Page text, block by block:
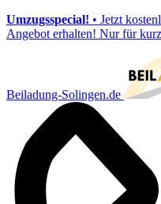
Umzugsspecial! • Jetzt
Angebot erhalten! Nur für
Beiladung-Solingen.de